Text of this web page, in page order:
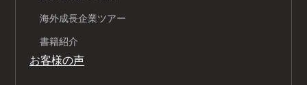
海外成長企業ツアー
書籍紹介
お客様の声